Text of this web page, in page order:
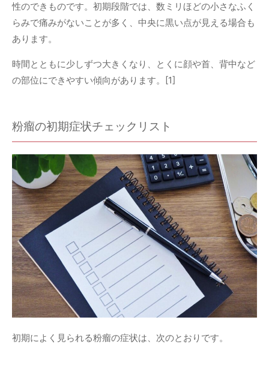
性のできものです。初期段階では、数ミリほどの小さなふく
らみで痛みがないことが多く、中央に黒い点が見える場合も
あります。
時間とともに少しずつ大きくなり、とくに顔や首、背中など
の部位にできやすい傾向があります。[1]
粉瘤の初期症状チェックリスト
初期によく見られる粉瘤の症状は、次のとおりです。